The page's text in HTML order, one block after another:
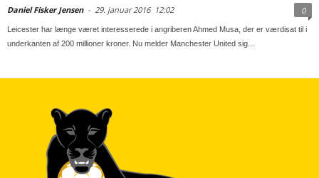
Daniel Fisker Jensen - 29. januar 201612:02 0
Leicester har længe været interesserede i angriberen Ahmed Musa, der er værdisat til i
underkanten af 200 millioner kroner. Nu melder Manchester United sig...